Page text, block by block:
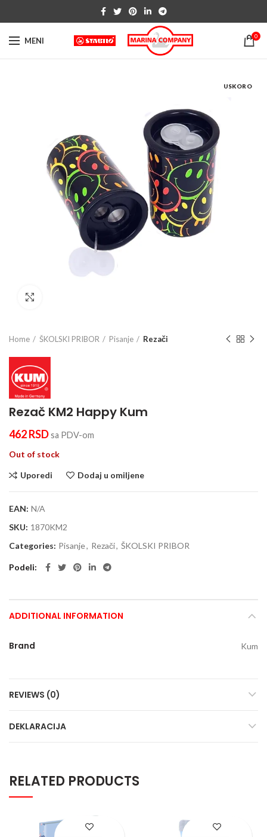
MENI 0
USKORO
Home ŠKOLSKI PRIBOR Pisanje Rezači
Rezač KM2 Happy Kum
462RSDsa PDV-om
Out of stock
Uporedi Dodaj u omiljene
EAN: N/A
SKU: 1870KM2
Categories: Pisanje, Rezači, ŠKOLSKI PRIBOR
Podeli
ADDITIONAL INFORMATION
Brand Kum
REVIEWS (0)
DEKLARACIJA
RELATED PRODUCTS